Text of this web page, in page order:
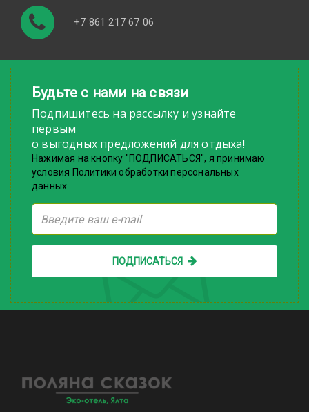
+7 861 217 67 06
Будьте с нами на связи
Подпишитесь на рассылку и узнайте
первым
о выгодных предложений для отдыха!
Нажимая на кнопку "ПОДПИСАТЬСЯ", я принимаю
условия Политики обработки персональных
данных.
ПОДПИСАТЬСЯ